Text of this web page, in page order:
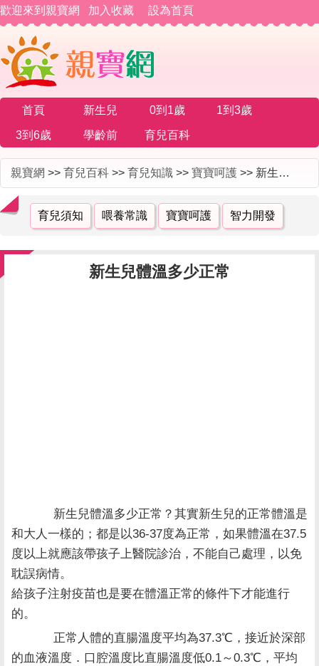
歡迎來到親寶網 加入收藏 設為首頁
首頁 新生兒 0到1歲 1到3歲
3到6歲 學齡前 育兒百科
親寶網 >> 育兒百科 >> 育兒知識 >> 寶寶呵護 >> 新生兒體溫多少正常
育兒須知 喂養常識 寶寶呵護 智力開發
新生兒體溫多少正常
新生兒體溫多少正常？其實新生兒的正常體溫是
和大人一樣的；都是以36-37度為正常，如果體溫在37.5
度以上就應該帶孩子上醫院診治，不能自己處理，以免
耽誤病情。
給孩子注射疫苗也是要在體溫正常的條件下才能進行
的。
正常人體的直腸溫度平均為37.3℃，接近於深部
的血液溫度．口腔溫度比直腸溫度低0.1～0.3℃，平均